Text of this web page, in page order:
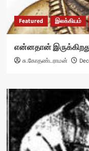
Featured இலக்கியம்
என்னதான்
சு.கோதண்டராமன்